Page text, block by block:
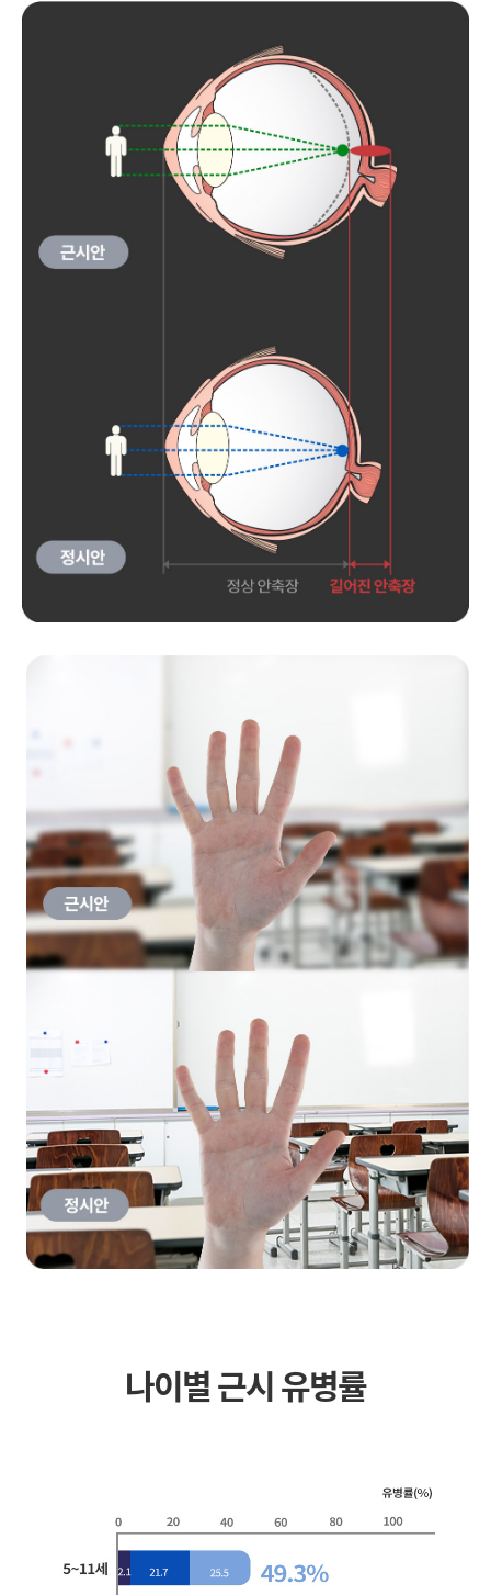
나이별 근시 유병률